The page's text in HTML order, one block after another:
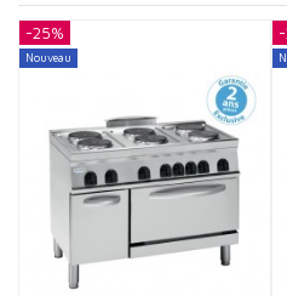
-25%
Nouveau